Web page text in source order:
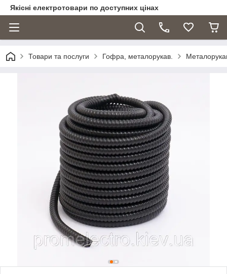
Якісні електротовари по доступних цінах
Товари та послуги Гофра, металорукав.